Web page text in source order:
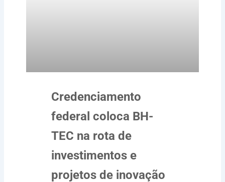
Credenciamento
federal coloca BH-
TEC na rota de
investimentos e
projetos de inovação